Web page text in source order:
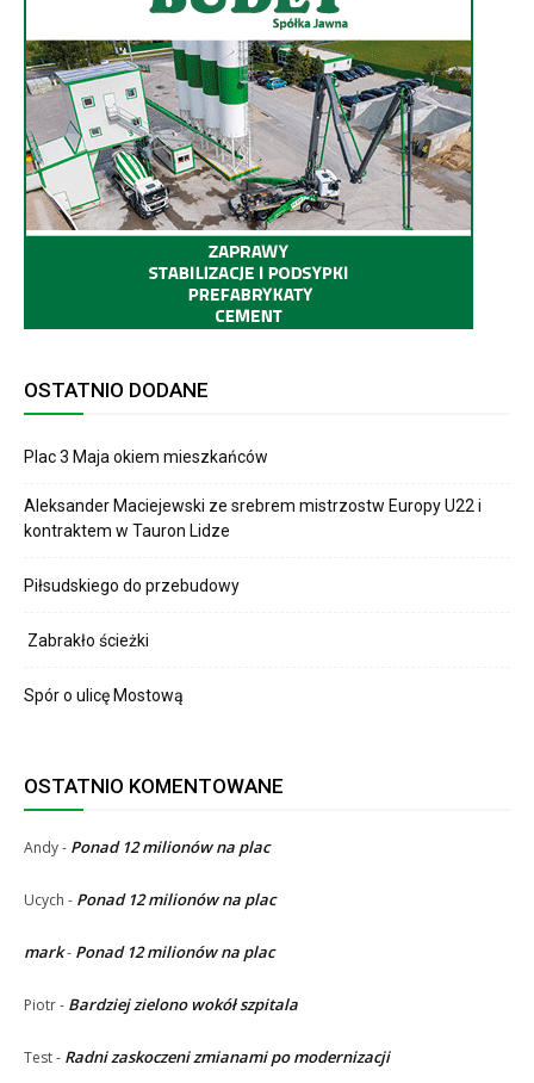
OSTATNIO DODANE
Plac 3 Maja okiem mieszkańców
Aleksander Maciejewski ze srebrem mistrzostw Europy U22 i
kontraktem w Tauron Lidze
Piłsudskiego do przebudowy
Zabrakło ścieżki
Spór o ulicę Mostową
OSTATNIO KOMENTOWANE
Andy- Ponad 12 milionów na plac
Ucych - Ponad 12 milionów na plac
mark- Ponad 12 milionów na plac
Piotr- Bardziej zielono wokół szpitala
Test- Radni zaskoczeni zmianami po modernizacji